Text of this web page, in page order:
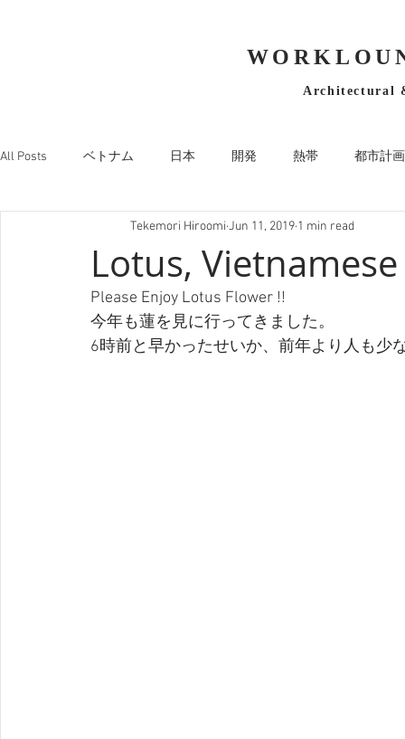
Architectural
All Posts ベトナム 日本 開発 熱帯 都市計画
Lotus,
Tekemori Hiroomi Jun 11, 2019 1 min read
Please Enjoy Lotus Flower !!
今年も蓮を見に行ってきました。
6時前と早かったせいか、前年より人も少